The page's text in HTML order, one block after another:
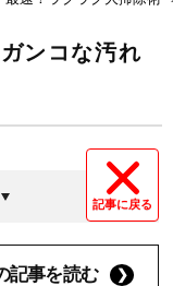
ンコな汚れ
記事に戻る
記事を読む